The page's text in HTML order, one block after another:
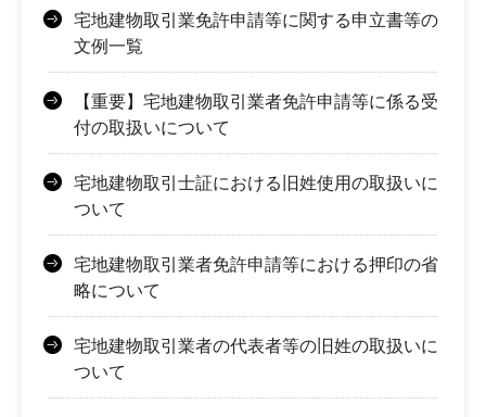
宅地建物取引業免許申請等に関する申立書等の
文例一覧
【重要】宅地建物取引業者免許申請等に係る受
付の取扱いについて
宅地建物取引士証における旧姓使用の取扱いに
ついて
宅地建物取引業者免許申請等における押印の省
略について
宅地建物取引業者の代表者等の旧姓の取扱いに
ついて